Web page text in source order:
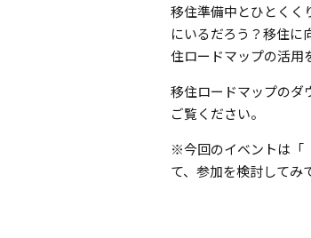
移住準備中とひとくく
にいるだろう？移住に
住ロードマップの活用
移住ロードマップのダ
ご覧ください。
※今回のイベントは「
て、参加を検討してみ